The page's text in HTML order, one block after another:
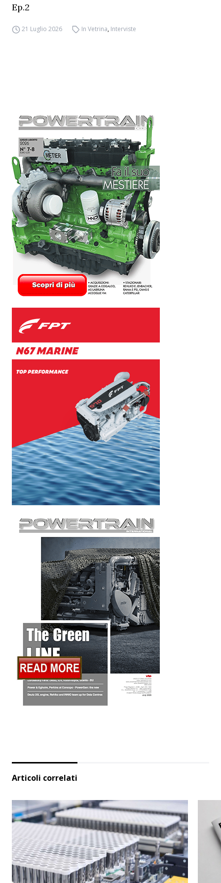
Ep.2
21 Luglio 2026 In Vetrina, Interviste
Articoli correlati